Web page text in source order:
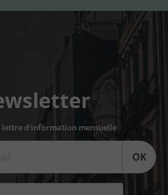
lettre d'information mensuelle
OK